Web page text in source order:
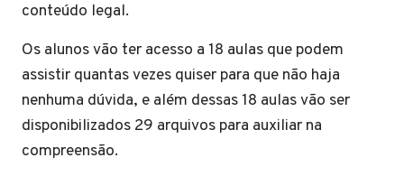
conteúdo legal.
Os alunos vão ter acesso a 18 aulas que podem
assistir quantas vezes quiser para que não haja
nenhuma dúvida, e além dessas 18 aulas vão ser
disponibilizados 29 arquivos para auxiliar na
compreensão.